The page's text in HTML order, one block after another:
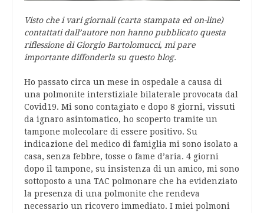
Visto che i vari giornali (carta stampata ed on-line)
contattati dall’autore non hanno pubblicato questa
riflessione di Giorgio Bartolomucci, mi pare
importante diffonderla su questo blog.
Ho passato circa un mese in ospedale a causa di
una polmonite interstiziale bilaterale provocata dal
Covid19. Mi sono contagiato e dopo 8 giorni, vissuti
da ignaro asintomatico, ho scoperto tramite un
tampone molecolare di essere positivo. Su
indicazione del medico di famiglia mi sono isolato a
casa, senza febbre, tosse o fame d’aria. 4 giorni
dopo il tampone, su insistenza di un amico, mi sono
sottoposto a una TAC polmonare che ha evidenziato
la presenza di una polmonite che rendeva
necessario un ricovero immediato. I miei polmoni